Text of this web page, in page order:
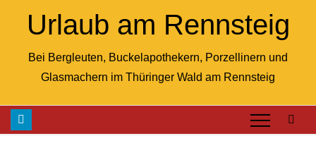
Urlaub am Rennsteig
Bei Bergleuten, Buckelapothekern, Porzellinern und
Glasmachern im Thüringer Wald am Rennsteig